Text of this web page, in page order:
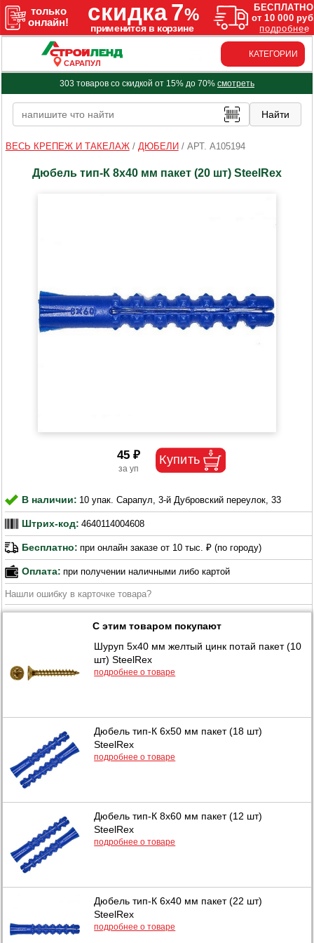
САРАПУЛ
КАТЕГОРИИ
303 товаров со скидкой от 15% до 70% смотреть
ВЕСЬ КРЕПЕЖ И ТАКЕЛАЖ/ ДЮБЕЛИ / АРТ. A105194
Дюбель тип-К 8х40 мм пакет (20 шт) SteelRex
45 ₽
В наличии: 10 упак. Сарапул, 3-й Дубровский переулок, 33
Штрих-код: 4640114004608
Бесплатно: при онлайн заказе от 10 тыс. ₽ (по городу)
Оплата: при получении наличными либо картой
Нашли ошибку в карточке товара?
С этим товаром покупают
Шуруп 5х40 мм желтый цинк потай пакет (10
шт) SteelRex
подробнее о товаре
Дюбель тип-К 6х50 мм пакет (18 шт)
SteelRex
подробнее о товаре
Дюбель тип-К 8х60 мм пакет (12 шт)
SteelRex
подробнее о товаре
Дюбель тип-К 6х40 мм пакет (22 шт)
SteelRex
подробнее о товаре